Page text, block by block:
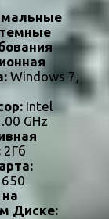
Windows 7,
Intel
GHz
2Гб
650
Диске: